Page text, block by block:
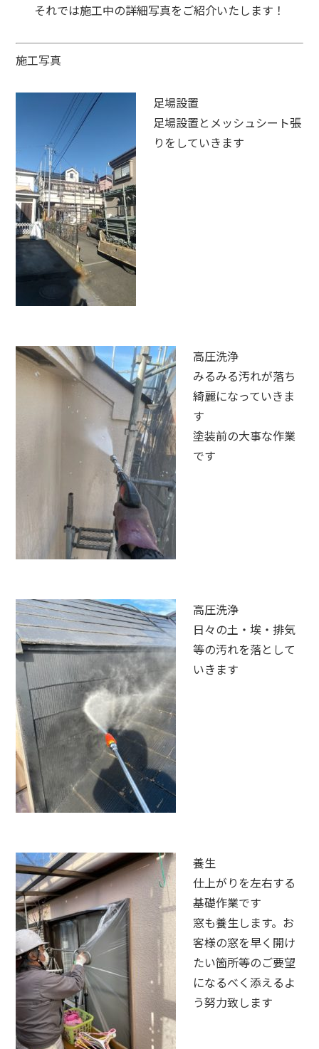
それでは施工中の詳細写真をご紹介いたします！
施工写真
足場設置
足場設置とメッシュシート張
りをしていきます
高圧洗浄
みるみる汚れが落ち
綺麗になっていきま
す
塗装前の大事な作業
です
高圧洗浄
日々の土・埃・排気
等の汚れを落として
いきます
養生
仕上がりを左右する
基礎作業です
窓も養生します。お
客様の窓を早く開け
たい箇所等のご要望
になるべく添えるよ
う努力致します